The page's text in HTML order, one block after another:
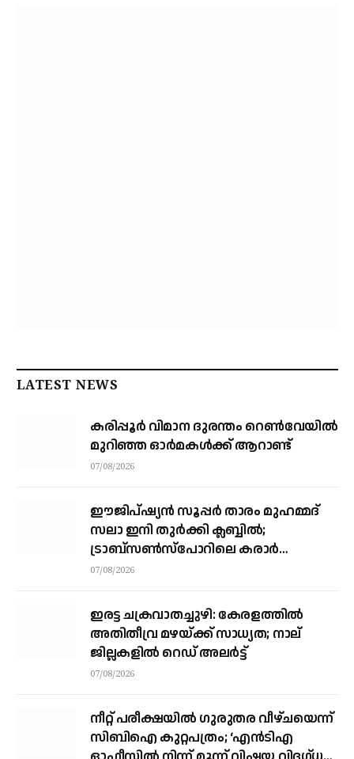
LATEST NEWS
കരിപ്പൂര്‍ വിമാന ദുരന്തം റെണ്‍വേയില്‍
മുറിഞ്ഞ ഓര്‍മകള്‍ക്ക് ആറാണ്ട്
07/08/2026
ഈജിപ്ഷ്യന്‍ സൂപ്പര്‍ താരം മുഹമ്മദ്
സലാ ഇനി തുര്‍ക്കി ക്ലബ്ബില്‍;
ട്രാബ്‌സണ്‍സ്‌പോറിലെ കരാര്‍
അവസാനഘട്ടത്തില്‍
07/08/2026
ഇരട്ട ചക്രവാതച്ചുഴി: കേരളത്തില്‍
അതിതീവ്ര മഴയ്ക്ക് സാധ്യത; നാല്
ജില്ലകളില്‍ റെഡ് അലര്‍ട്ട്
07/08/2026
നീറ്റ് പരീക്ഷയില്‍ ഗുരുതര വീഴ്ചയെന്ന്
സിബിഐ കുറ്റപത്രം; ‘എന്‍ടിഎ